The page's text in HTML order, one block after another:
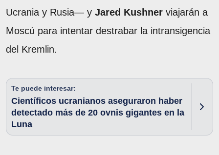
Ucrania y Rusia— y Jared Kushner viajarán a
Moscú para intentar destrabar la intransigencia
del Kremlin.
Te puede interesar:
Científicos ucranianos aseguraron haber
detectado más de 20 ovnis gigantes en la
Luna